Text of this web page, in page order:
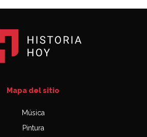
Mapa del sitio
Música
Pintura